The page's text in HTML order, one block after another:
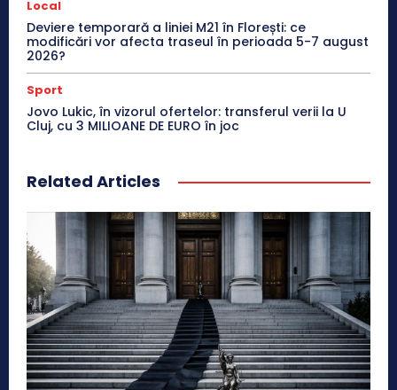
Local
Deviere temporară a liniei M21 în Florești: ce
modificări vor afecta traseul în perioada 5-7 august
2026?
Sport
Jovo Lukic, în vizorul ofertelor: transferul verii la U
Cluj, cu 3 MILIOANE DE EURO în joc
Related Articles